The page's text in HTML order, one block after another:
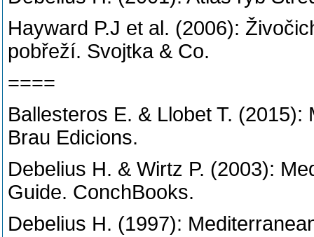
Hayward P.J et al. (2006):
pobřeží. Svojtka & Co.
====
Ballesteros E. & Llobet T.
Brau Edicions.
Debelius H. & Wirtz P. (2003):
Guide. ConchBooks.
Debelius H. (1997):